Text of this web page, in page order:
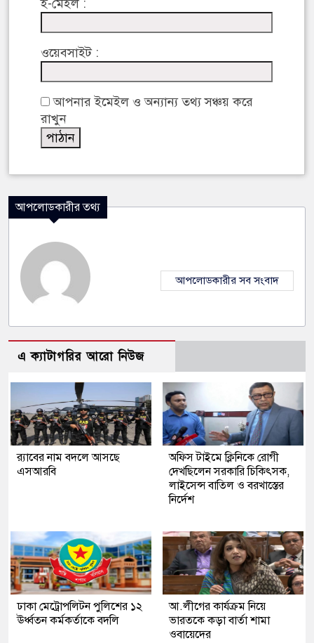
ই-মেইল :
ওয়েবসাইট :
আপনার ইমেইল ও অন্যান্য তথ্য সঞ্চয় করে
রাখুন
আপলোডকারীর তথ্য
আপলোডকারীর সব সংবাদ
এ ক্যাটাগরির আরো নিউজ
র‍্যাবের নাম বদলে আসছে
এসআরবি
অফিস টাইমে ক্লিনিকে রোগী
দেখছিলেন সরকারি চিকিৎসক,
লাইসেন্স বাতিল ও বরখাস্তের
নির্দেশ
ঢাকা মেট্রোপলিটন পুলিশের ১২
ঊর্ধ্বতন কর্মকর্তাকে বদলি
আ.লীগের কার্যক্রম নিয়ে
ভারতকে কড়া বার্তা শামা
ওবায়েদের